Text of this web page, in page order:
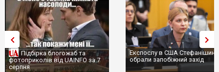
Підбірка блогожаб та
фотоприколів від UAINFO за 7
серпня
Експослу в США
обрали запобіжний захід